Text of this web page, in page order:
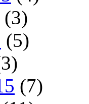
(3)
(5)
(7)